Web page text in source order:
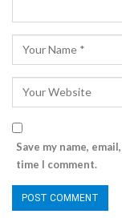
Save my name,
time I comment.